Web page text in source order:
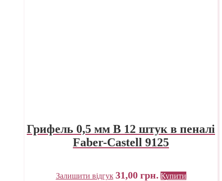
Грифель 0,5 мм B 12 штук в пеналі
Faber-Castell 9125
Залишити відгук 31,00 грн. Купити